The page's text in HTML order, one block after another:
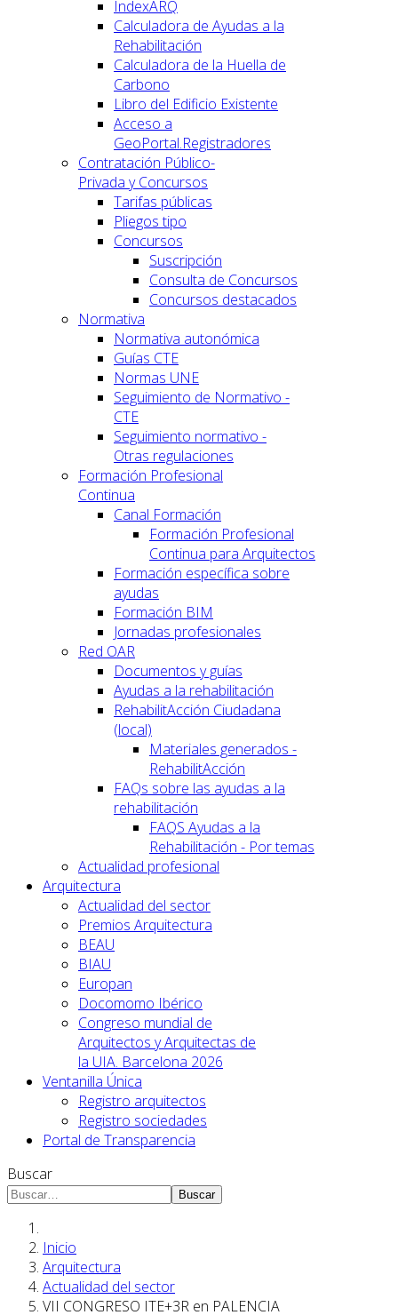
IndexARQ
Calculadora de Ayudas a la
Rehabilitación
Calculadora de la Huella de
Carbono
Libro del Edificio Existente
Acceso a
GeoPortal.Registradores
Contratación Público-
Privada y Concursos
Tarifas públicas
Pliegos tipo
Concursos
Suscripción
Consulta de Concursos
Concursos destacados
Normativa
Normativa autonómica
Guías CTE
Normas UNE
Seguimiento de Normativo -
CTE
Seguimiento normativo -
Otras regulaciones
Formación Profesional
Continua
Canal Formación
Formación Profesional
Continua para Arquitectos
Formación específica sobre
ayudas
Formación BIM
Jornadas profesionales
Red OAR
Documentos y guías
Ayudas a la rehabilitación
RehabilitAcción Ciudadana
(local)
Materiales generados -
RehabilitAcción
FAQs sobre las ayudas a la
rehabilitación
FAQS Ayudas a la
Rehabilitación - Por temas
Actualidad profesional
Arquitectura
Actualidad del sector
Premios Arquitectura
BEAU
BIAU
Europan
Docomomo Ibérico
Congreso mundial de
Arquitectos y Arquitectas de
la UIA. Barcelona 2026
Ventanilla Única
Registro arquitectos
Registro sociedades
Portal de Transparencia
Buscar
Buscar
Inicio
Arquitectura
Actualidad del sector
VII CONGRESO ITE+3R en PALENCIA